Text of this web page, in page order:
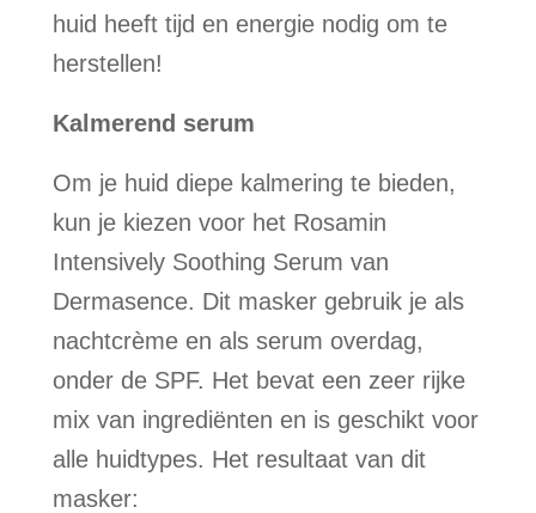
huid heeft tijd en energie nodig om te
herstellen!
Kalmerend serum
Om je huid diepe kalmering te bieden,
kun je kiezen voor het Rosamin
Intensively Soothing Serum van
Dermasence. Dit masker gebruik je als
nachtcrème en als serum overdag,
onder de SPF. Het bevat een zeer rijke
mix van ingrediënten en is geschikt voor
alle huidtypes. Het resultaat van dit
masker: